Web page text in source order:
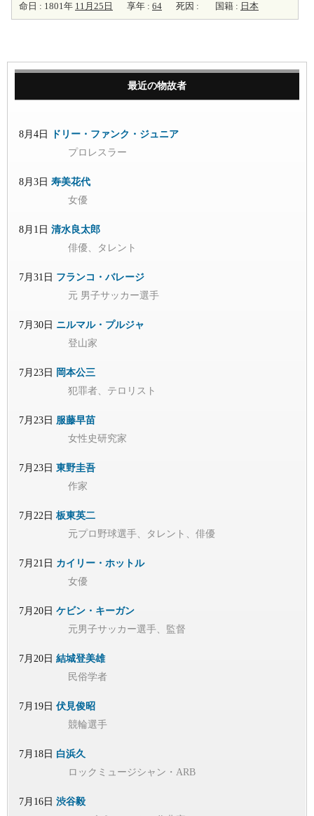
命日 : 1801年 11月25日 享年 : 64 死因 : 国籍 : 日本
最近の物故者
8月4日
ドリー・ファンク・ジュニア
プロレスラー
8月3日 寿美花代
女優
8月1日 清水良太郎
俳優、タレント
7月31日 フランコ・バレージ
元 男子サッカー選手
7月30日 ニルマル・プルジャ
登山家
7月23日 岡本公三
犯罪者、テロリスト
7月23日 服藤早苗
女性史研究家
7月23日 東野圭吾
作家
7月22日 板東英二
元プロ野球選手、タレント、俳優
7月21日 カイリー・ホットル
女優
7月20日 ケビン・キーガン
元男子サッカー選手、監督
7月20日 結城登美雄
民俗学者
7月19日 伏見俊昭
競輪選手
7月18日 白浜久
ロックミュージシャン・ARB
7月16日 渋谷毅